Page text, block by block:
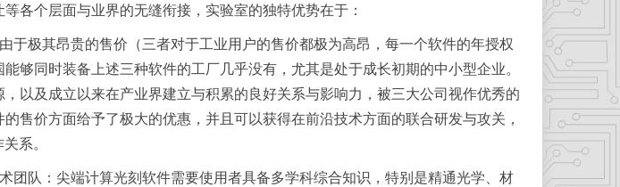
各个层面与业界的无缝衔接，实验室的独特优势在于：
极其昂贵的售价（三者对于工业用户的售价都极为高昂，每一个软件的年授权
够同时装备上述三种软件的工厂几乎没有，尤其是处于成长初期的中小型企业。
以及成立以来在产业界建立与积累的良好关系与影响力，被三大公司视作优秀的
售价方面给予了极大的优惠，并且可以获得在前沿技术方面的联合研发与攻关，
系。
队：尖端计算光刻软件需要使用者具备多学科综合知识，特别是精通光学、材